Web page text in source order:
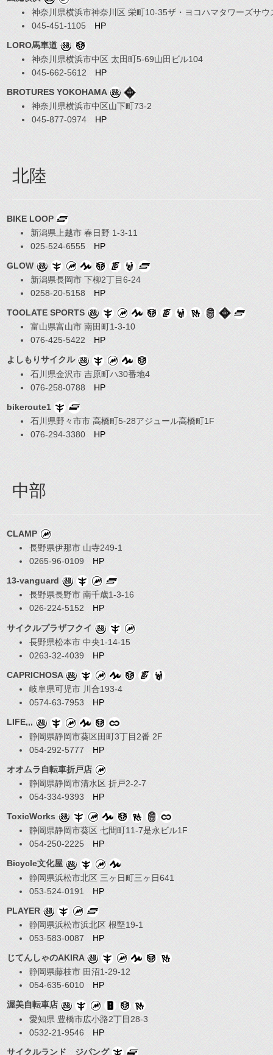
神奈川県横浜市神奈川区 栄町10-35ザ・ヨコハマタワーズサ
045-451-1105 HP
LORO馬車道
神奈川県横浜市中区 太田町5-69山田ビル104
045-662-5612 HP
BROTURES YOKOHAMA
神奈川県横浜市中区山下町73-2
045-877-0974 HP
北陸
BIKE LOOP
新潟県上越市 春日野 1-3-11
025-524-6555 HP
GLOW
新潟県長岡市 下柳2丁目6-24
0258-20-5158 HP
TOOLATE SPORTS
富山県富山市 南田町1-3-10
076-425-5422 HP
よしもりサイクル
石川県金沢市 吉原町ハ30番地4
076-258-0788 HP
bikeroute1
石川県野々市市 高橋町5-28アジュール高橋町1F
076-294-3380 HP
中部
CLAMP
長野県伊那市 山寺249-1
0265-96-0109 HP
13-vanguard
長野県長野市 南千歳1-3-16
026-224-5152 HP
サイクルプラザフクイ
長野県松本市 中央1-14-15
0263-32-4039 HP
CAPRICHOSA
岐阜県可児市 川合193-4
0574-63-7953 HP
LIFE,,,
静岡県静岡市葵区田町3丁目2番 2F
054-292-5777 HP
オオムラ自転車折戸店
静岡県静岡市清水区 折戸2-2-7
054-334-9393 HP
ToxicWorks
静岡県静岡市葵区 七間町11-7是永ビル1F
054-250-2225 HP
Bicycle文化屋
静岡県浜松市北区 三ヶ日町三ヶ日641
053-524-0191 HP
PLAYER
静岡県浜松市浜北区 根堅19-1
053-583-0087 HP
じてんしゃのAKIRA
静岡県藤枝市 田沼1-29-12
054-635-6010 HP
渥美自転車店
愛知県 豊橋市広小路2丁目28-3
0532-21-9546 HP
サイクルランド ジパング